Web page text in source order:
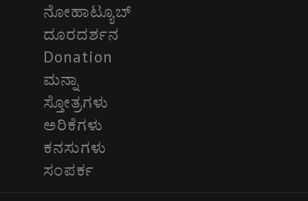
ನೋಹಾಟ್ಯೂಬ್
ದೂರದರ್ಶನ
Donation
ಮನ್ನಾ
ಸ್ತೋತ್ರಗಳು
ಅರಿಕೆಗಳು
ಕನಸುಗಳು
ಸಂಪರ್ಕ